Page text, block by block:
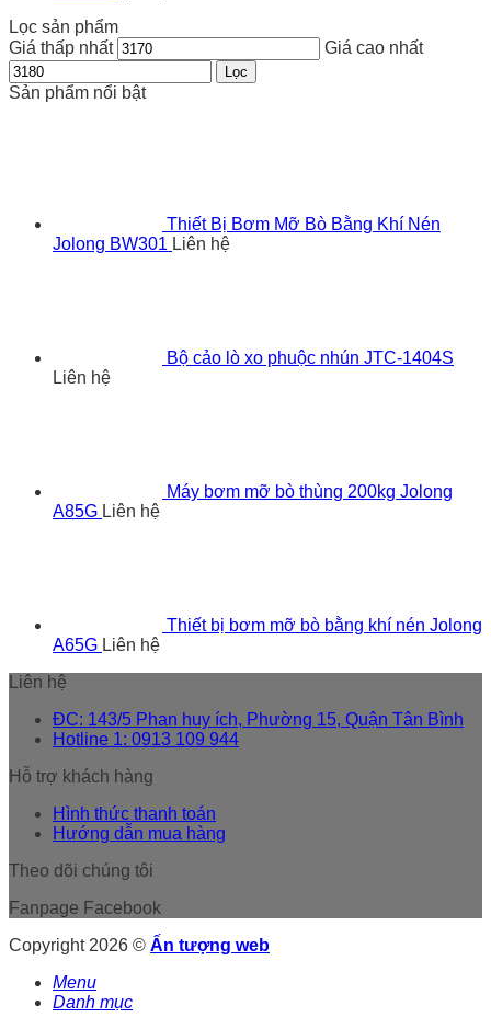
Lọc sản phẩm
Giá thấp nhất
Giá cao nhất
Lọc
Sản phẩm nổi bật
Thiết Bị Bơm Mỡ Bò Bằng Khí Nén
Jolong BW301 Liên hệ
Bộ cảo lò xo phuộc nhún JTC-1404S
Liên hệ
Máy bơm mỡ bò thùng 200kg Jolong
A85G Liên hệ
Thiết bị bơm mỡ bò bằng khí nén Jolong
A65G Liên hệ
Liên hệ
ĐC: 143/5 Phan huy ích, Phường 15, Quận Tân Bình
Hotline 1: 0913 109 944
Hỗ trợ khách hàng
Hình thức thanh toán
Hướng dẫn mua hàng
Theo dõi chúng tôi
Fanpage Facebook
Copyright 2026 © Ấn tượng web
Menu
Danh mục